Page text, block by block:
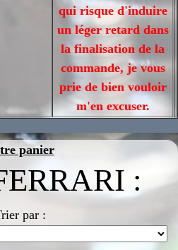
qui risque d'induire
un léger retard dans
la finalisation de la
commande, je vous
prie de bien vouloir
m'en excuser.
panier
:
par :